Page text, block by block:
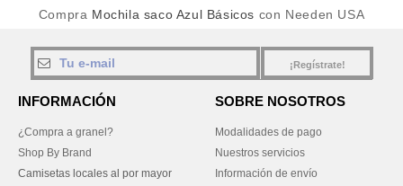
Compra Mochila saco Azul Básicos con Needen USA
¡Regístrate!
INFORMACIÓN
¿Compra a granel?
Shop By Brand
Camisetas locales al por mayor
SOBRE NOSOTROS
Modalidades de pago
Nuestros servicios
Información de envío